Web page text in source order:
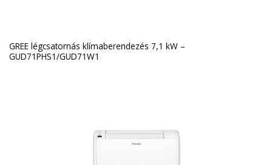
GREE légcsatornás klímaberendezés 7,1 kW –
GUD71PHS1/GUD71W1